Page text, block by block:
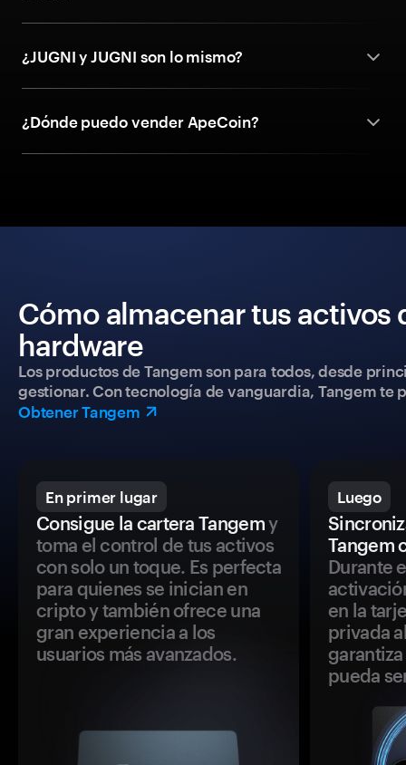
¿JUGNI y JUGNI son lo mismo?
¿Dónde puedo vender ApeCoin?
Cómo almacenar tus activos
hardware
Los productos de Tangem son para todos, desde
gestionar. Con tecnología de vanguardia, Tangem
Obtener Tangem
En primer lugar
Consigue la cartera Tangemy
toma el control de tus activos
con solo un toque. Es perfecta
para quienes se inician en
cripto y también ofrece una
gran experiencia a los
usuarios más avanzados.
Luego
Tangem
Durante
en la
privada
pueda